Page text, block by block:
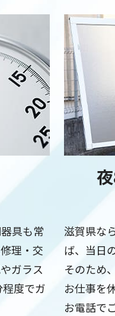
具も常
理・交
ガラス
度でガ
滋賀県な
ば、当日
そのため
お仕事を
お電話で